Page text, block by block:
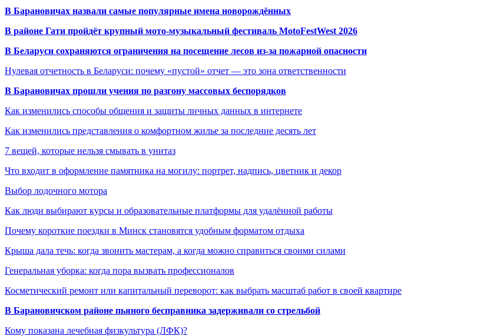
В Барановичах назвали самые популярные имена новорождённых
В районе Гати пройдёт крупный мото-музыкальный фестиваль MotoFestWest 2026
В Беларуси сохраняются ограничения на посещение лесов из-за пожарной опасности
Нулевая отчетность в Беларуси: почему «пустой» отчет — это зона ответственности
В Барановичах прошли учения по разгону массовых беспорядков
Как изменились способы общения и защиты личных данных в интернете
Как изменились представления о комфортном жилье за последние десять лет
7 вещей, которые нельзя смывать в унитаз
Что входит в оформление памятника на могилу: портрет, надпись, цветник и декор
Выбор лодочного мотора
Как люди выбирают курсы и образовательные платформы для удалённой работы
Почему короткие поездки в Минск становятся удобным форматом отдыха
Крыша дала течь: когда звонить мастерам, а когда можно справиться своими силами
Генеральная уборка: когда пора вызвать профессионалов
Косметический ремонт или капитальный переворот: как выбрать масштаб работ в своей квартире
В Барановичском районе пьяного бесправника задерживали со стрельбой
Кому показана лечебная физкультура (ЛФК)?